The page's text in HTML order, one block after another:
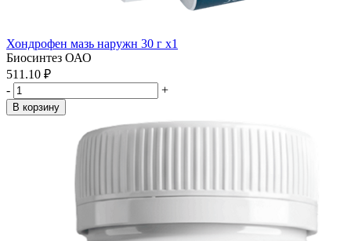
Хондрофен мазь наружн 30 г x1
Биосинтез ОАО
511.10 ₽
-
+
В корзину